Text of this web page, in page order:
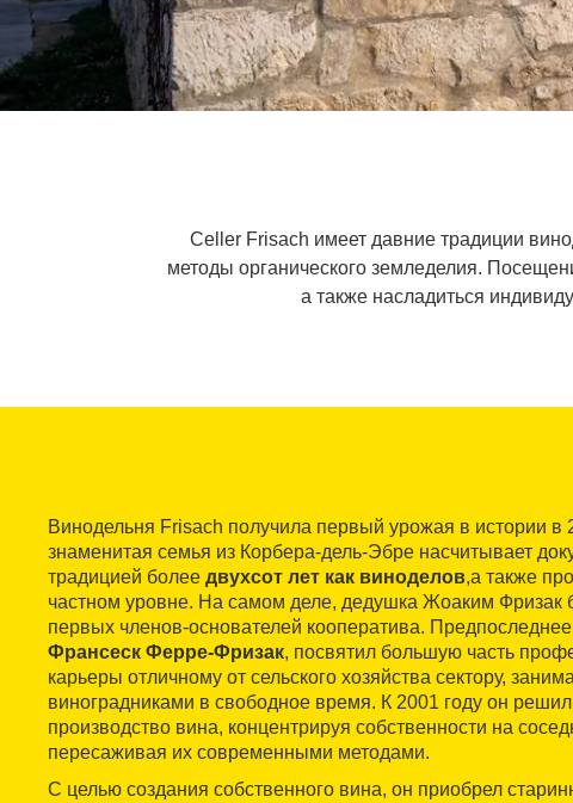
Celler Frisach имеет давние традиции
методы органического земледелия.
а также насладиться
Винодельня Frisach получила первый урожая в истории в
знаменитая семья из Корбера-дель-Эбре насчитывает
традицией более двухсот лет как виноделов,а также
частном уровне. На самом деле, дедушка Жоаким Фризак
первых членов-основателей кооператива.
Франсеск Ферре-Фризак, посвятил большую часть
карьеры отличному от сельского хозяйства сектору,
виноградниками в свободное время. К 2001 году он решил
производство вина, концентрируя собственности на
пересаживая их современными методами.
С целью создания собственного вина, он приобрел